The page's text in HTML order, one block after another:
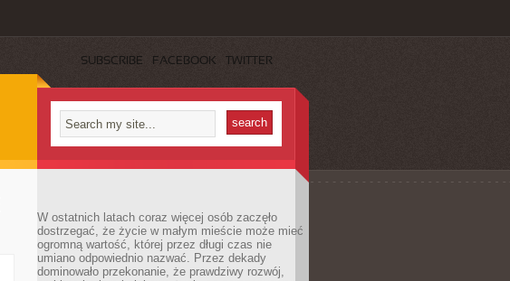
SUBSCRIBE FACEBOOK TWITTER
W ostatnich latach coraz więcej osób zaczęło
dostrzegać, że życie w małym mieście może mieć
ogromną wartość, której przez długi czas nie
umiano odpowiednio nazwać. Przez dekady
dominowało przekonanie, że prawdziwy rozwój,